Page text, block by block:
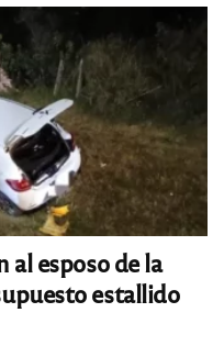
esposo de la
estallido